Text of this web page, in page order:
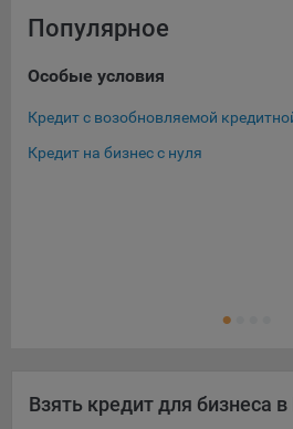
Популярное
Особые условия
Кредит с возобновляемой
Кредит на бизнес с нуля
Взять кредит для бизнеса